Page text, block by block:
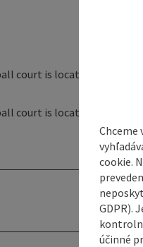
court is located on the
court is located in the
Chceme
cookie.
GDPR).
účinné